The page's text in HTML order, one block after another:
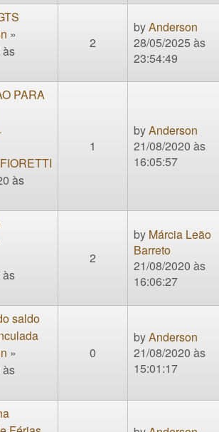
»
às
2
byAnderson
28/05/2025 às
23:54:49
PARA
às
1
byAnderson
21/08/2020 às
16:05:57
às
2
by Márcia Leão
Barreto
21/08/2020 às
16:06:27
saldo
»
às
0
byAnderson
21/08/2020 às
15:01:17